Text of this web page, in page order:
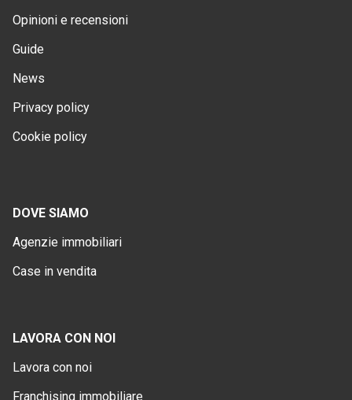
Opinioni e recensioni
Guide
News
Privacy policy
Cookie policy
DOVE SIAMO
Agenzie immobiliari
Case in vendita
LAVORA CON NOI
Lavora con noi
Franchising immobiliare